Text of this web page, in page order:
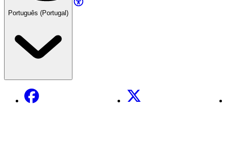
Português (Portugal)
Facebook X